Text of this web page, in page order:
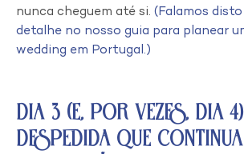
nunca cheguem até si. (Falamos
detalhe no nosso guia para planear
wedding em Portugal.)
Dia 3 (e, por vezes, Dia
Despedida que